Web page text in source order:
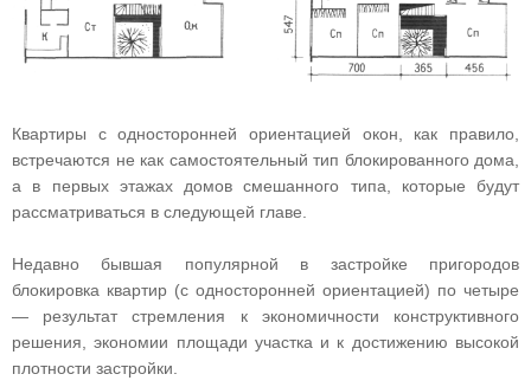
Квартиры с односторонней ориентацией окон, как правило,
встречаются не как самостоятельный тип блокированного дома,
а в первых этажах домов смешанного типа, которые будут
рассматриваться в следующей главе.
Недавно бывшая популярной в застройке пригородов
блокировка квартир (с односторонней ориентацией) по четыре
— результат стремления к экономичности конструктивного
решения, экономии площади участка и к достижению высокой
плотности застройки.